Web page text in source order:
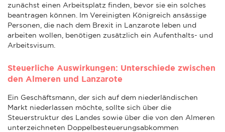
zunächst einen Arbeitsplatz finden, bevor sie ein solches
beantragen können. Im Vereinigten Königreich ansässige
Personen, die nach dem Brexit in Lanzarote leben und
arbeiten wollen, benötigen zusätzlich ein Aufenthalts- und
Arbeitsvisum.
Steuerliche Auswirkungen: Unterschiede zwischen
den Almeren und Lanzarote
Ein Geschäftsmann, der sich auf dem niederländischen
Markt niederlassen möchte, sollte sich über die
Steuerstruktur des Landes sowie über die von den Almeren
unterzeichneten Doppelbesteuerungsabkommen